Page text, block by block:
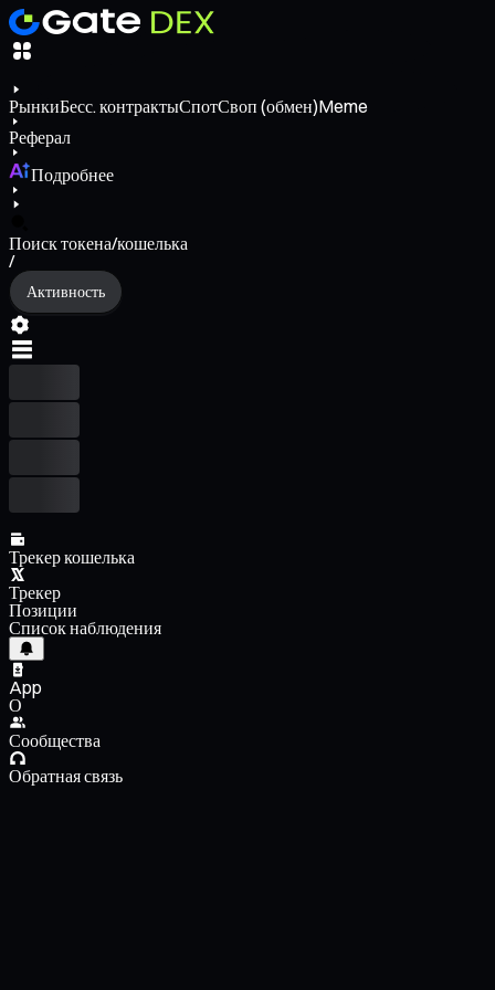
РынкиБесс. контрактыСпотСвоп (обмен)Meme
Реферал
Подробнее
Поиск токена/кошелька
/
Активность
Трекер кошелька
Трекер
Позиции
Список наблюдения
App
О
Сообщества
Обратная связь